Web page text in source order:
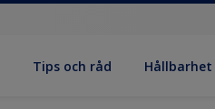
Tips och råd Hållbarhet